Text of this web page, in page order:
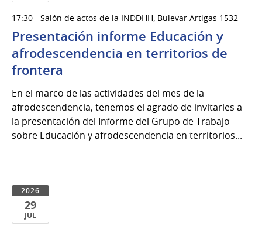
de
Jul
del
2026
17:30 - Salón de actos de la INDDHH, Bulevar Artigas 1532
Presentación informe Educación y
afrodescendencia en territorios de
frontera
En el marco de las actividades del mes de la
afrodescendencia, tenemos el agrado de invitarles a
la presentación del Informe del Grupo de Trabajo
sobre Educación y afrodescendencia en territorios...
2026
29
JUL